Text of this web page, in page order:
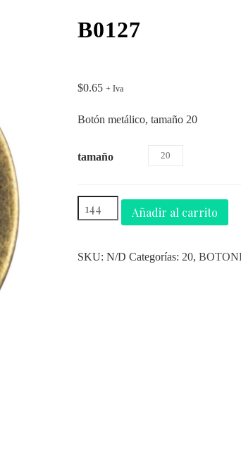
B0127
$0.65 + Iva
Botón metálico, tamaño 20
tamaño 20
Añadir al carrito
SKU:N/D Categorías: 20,